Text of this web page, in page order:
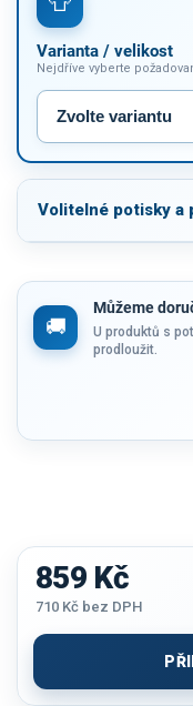
Varianta / velikost
Nejdříve vyberte
Volitelné potisky a
Můžeme
U produktů s
prodloužit.
859 Kč
710 Kč bez DPH
cena: